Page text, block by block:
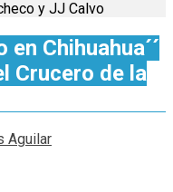
y JJ Calvo
en Chihuahua´´
Crucero de la
Aguilar